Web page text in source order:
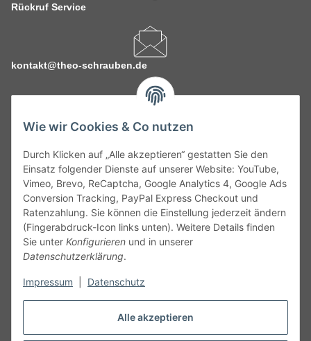
Alle akzeptieren
Wie wir Cookies & Co nutzen
Durch Klicken auf „Alle akzeptieren“ gestatten Sie den
Einsatz folgender Dienste auf unserer Website: YouTube,
Vimeo, Brevo, ReCaptcha, Google Analytics 4, Google Ads
Conversion Tracking, PayPal Express Checkout und
Ratenzahlung. Sie können die Einstellung jederzeit ändern
(Fingerabdruck-Icon links unten). Weitere Details finden
Sie unter Konfigurieren und in unserer
Datenschutzerklärung.
Impressum Datenschutz
Rückruf Service
kontakt@theo-schrauben.de
Service
Gesetzliche Informationen
Alle technischen Angaben ohne Gewähr. Irrtümer und fehlerhafte
Angaben vorbehalten. Wenn Sie Datenblätter oder spezielle
unseren Kundenservice. Abbildungen der Artikel können
Vertrag widerrufen